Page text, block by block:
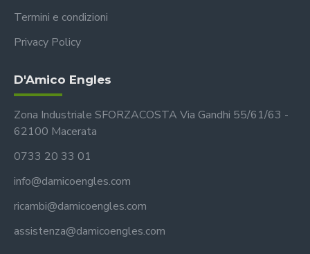
Termini e condizioni
Privacy Policy
D'Amico Engles
Zona Industriale SFORZACOSTA Via Gandhi 55/61/63 -
62100 Macerata
0733 20 33 01
info@damicoengles.com
ricambi@damicoengles.com
assistenza@damicoengles.com